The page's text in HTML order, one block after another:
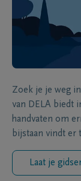
Zoek je je weg
van DELA biedt
handvaten om
bijstaan vindt er
Laat je